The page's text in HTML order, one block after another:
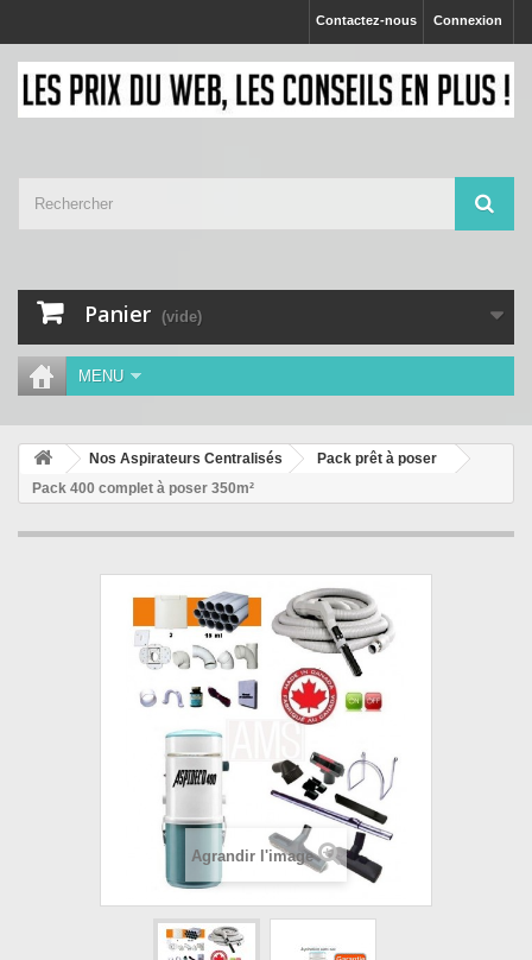
Connexion
Contactez-nous
Panier (vide)
MENU
Nos Aspirateurs Centralisés
Pack prêt à poser
Pack 400 complet à poser 350m²
Agrandir l'image